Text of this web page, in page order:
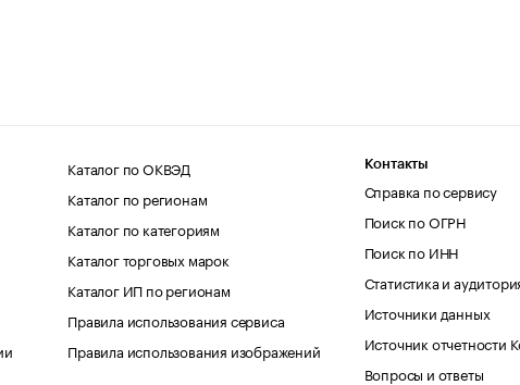
Каталог по ОКВЭД
Каталог по регионам
Каталог по категориям
Каталог торговых марок
Каталог ИП по регионам
Правила использования сервиса
Правила использования изображений
Контакты
Справка по сервису
Поиск по ОГРН
Поиск по ИНН
Статистика и
Источники данных
Источник отчетности
Вопросы и ответы